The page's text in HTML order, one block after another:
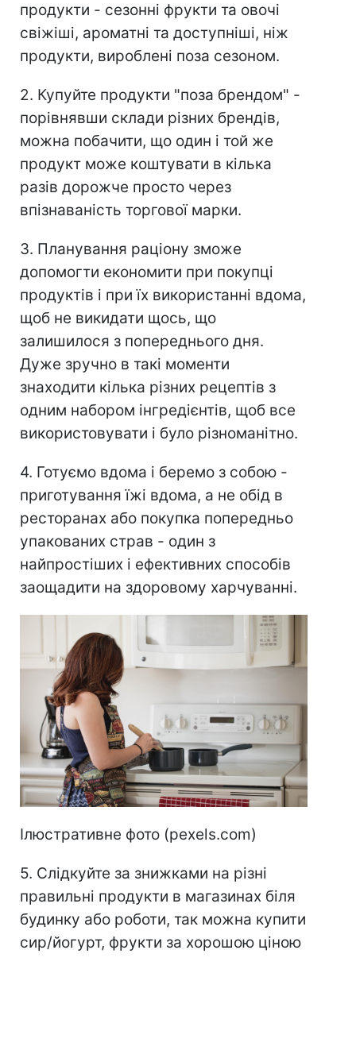
продукти - сезонні фрукти та овочі
свіжіші, ароматні та доступніші, ніж
продукти, вироблені поза сезоном.
2. Купуйте продукти "поза брендом" -
порівнявши склади різних брендів,
можна побачити, що один і той же
продукт може коштувати в кілька
разів дорожче просто через
впізнаваність торгової марки.
3. Планування раціону зможе
допомогти економити при покупці
продуктів і при їх використанні вдома,
щоб не викидати щось, що
залишилося з попереднього дня.
Дуже зручно в такі моменти
знаходити кілька різних рецептів з
одним набором інгредієнтів, щоб все
використовувати і було різноманітно.
4. Готуємо вдома і беремо з собою -
приготування їжі вдома, а не обід в
ресторанах або покупка попередньо
упакованих страв - один з
найпростіших і ефективних способів
заощадити на здоровому харчуванні.
Ілюстративне фото (pexels.com)
5. Слідкуйте за знижками на різні
правильні продукти в магазинах біля
будинку або роботи, так можна купити
сир/йогурт, фрукти за хорошою ціною